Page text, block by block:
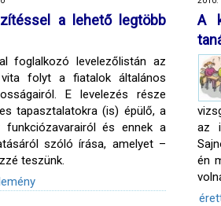
a lehető legtöbb
foglalkozó levelezőlistán az
folyt a fiatalok általános
E levelezés része
tapasztalatokra (is) épülő, a
funkciózavarairól és ennek a
szóló írása, amelyet –
teszünk.
A
az
én